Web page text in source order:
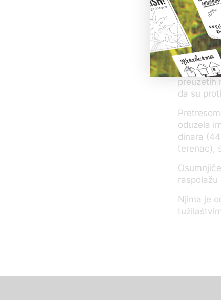
policija.
Osim
Sumnja
preuzetih
da su
oduzela
dinara
terenac),
raspolažu
Njima je